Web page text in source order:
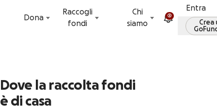
Dona
Raccogli
fondi
Chi
siamo
2
Entra
Crea
Dove la raccolta fondi
è di casa